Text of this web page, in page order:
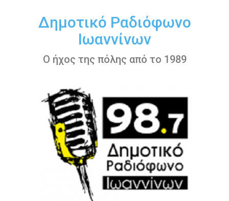
περιεχόμενοΔημοτικό Ραδιόφωνο
Ιωαννίνων
Ο ήχος της πόλης από το 1989